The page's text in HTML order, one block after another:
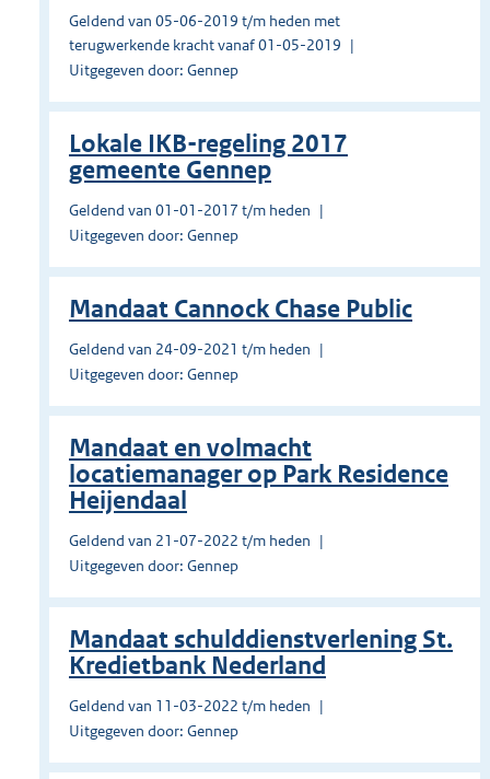
Geldend van 05-06-2019 t/m heden met
terugwerkende kracht vanaf 01-05-2019
Uitgegeven door: Gennep
Lokale IKB-regeling 2017
gemeente Gennep
Geldend van 01-01-2017 t/m heden
Uitgegeven door: Gennep
Mandaat Cannock Chase Public
Geldend van 24-09-2021 t/m heden
Uitgegeven door: Gennep
Mandaat en volmacht
locatiemanager op Park Residence
Heijendaal
Geldend van 21-07-2022 t/m heden
Uitgegeven door: Gennep
Mandaat schulddienstverlening St.
Kredietbank Nederland
Geldend van 11-03-2022 t/m heden
Uitgegeven door: Gennep